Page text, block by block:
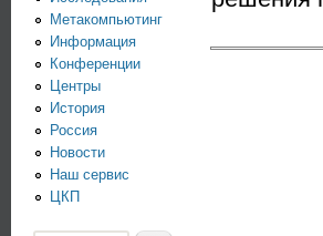
Метакомпьютинг
Информация
Конференции
Центры
История
Россия
Новости
Наш сервис
ЦКП